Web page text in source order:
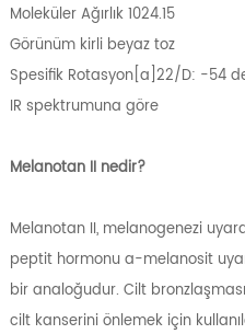
Moleküler Ağırlık 1024.15
Görünüm kirli beyaz toz
Spesifik Rotasyon[a]22/D: -54
IR spektrumuna göre
Melanotan II nedir?
Melanotan II, melanogenezi
peptit hormonu a-melanosit
bir analoğudur. Cilt
cilt kanserini önlemek için